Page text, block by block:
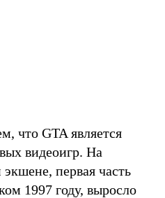
что GTA является
видеоигр. На
первая часть
1997 году, выросло